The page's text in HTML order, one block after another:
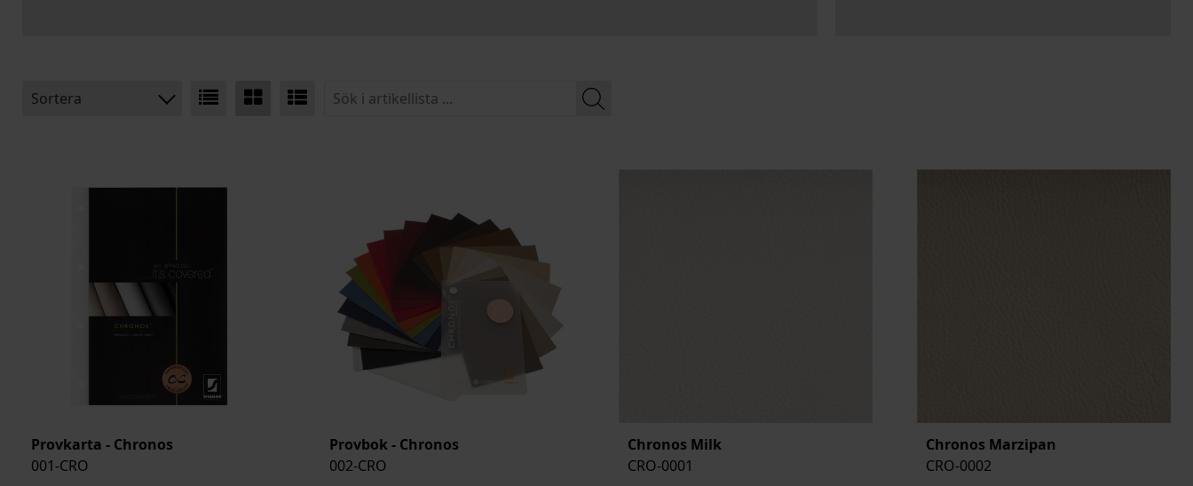
Sortera
Provkarta - Chronos
001-CRO
Provbok - Chronos
002-CRO
Chronos Milk
CRO-0001
Chronos Marzipan
CRO-0002